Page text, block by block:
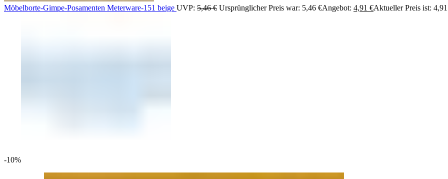
Möbelborte-Gimpe-Posamenten Meterware-151 beige UVP: 5,46€ Ursprünglicher Preis war: 5,46 €Angebot: 4,91 €Aktueller Preis ist:
-10%